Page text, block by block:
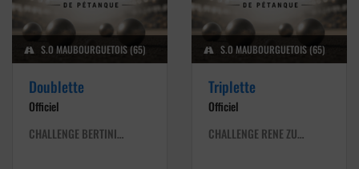
S.O MAUBOURGUETOIS (65)
Doublette
Officiel
CHALLENGE BERTINI…
S.O MAUBOURGUETOIS (65)
Triplette
Officiel
CHALLENGE RENE ZU…